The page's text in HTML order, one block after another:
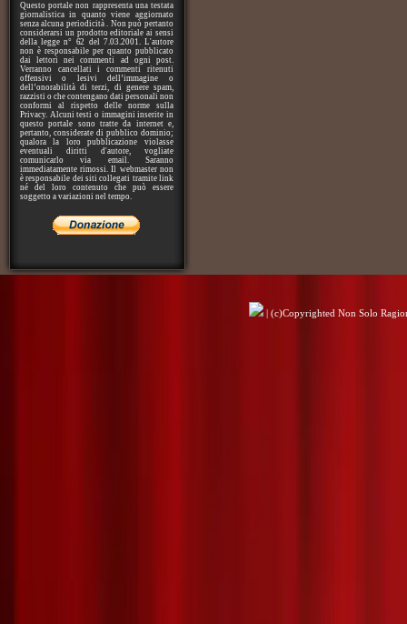
Questo portale non rappresenta una testata
giornalistica in quanto viene aggiornato
senza alcuna periodicità . Non può pertanto
considerarsi un prodotto editoriale ai sensi
della legge n° 62 del 7.03.2001. L'autore
non è responsabile per quanto pubblicato
dai lettori nei commenti ad ogni post.
Verranno cancellati i commenti ritenuti
offensivi o lesivi dell’immagine o
dell’onorabilità di terzi, di genere spam,
razzisti o che contengano dati personali non
conformi al rispetto delle norme sulla
Privacy. Alcuni testi o immagini inserite in
questo portale sono tratte da internet e,
pertanto, considerate di pubblico dominio;
qualora la loro pubblicazione violasse
eventuali diritti d'autore, vogliate
comunicarlo via email. Saranno
immediatamente rimossi. Il webmaster non
è responsabile dei siti collegati tramite link
né del loro contenuto che può essere
soggetto a variazioni nel tempo.
| (c)Copyrighted Non Solo